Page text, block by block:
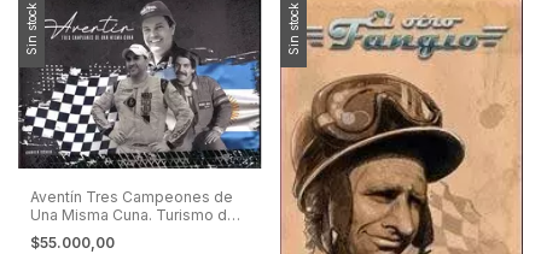
Sin stock
Aventín Tres Campeones de
Una Misma Cuna. Turismo de
Carretera
$55.000,00
Sin stock